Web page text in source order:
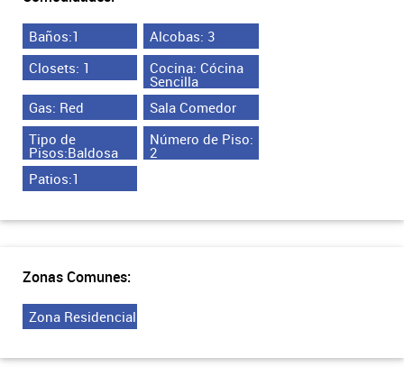
Baños:1
Alcobas: 3
Closets: 1
Cocina: Cócina
Sencilla
Gas: Red
Sala Comedor
Tipo de
Pisos:Baldosa
Número de Piso:
2
Patios:1
Zonas Comunes:
Zona Residencial